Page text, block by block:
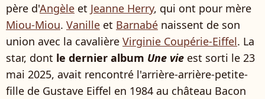
père d'Angèle et Jeanne Herry, qui ont pour mère
Miou-Miou. Vanille et Barnabé naissent de son
union avec la cavalière Virginie Coupérie-Eiffel. La
star, dont le dernier album Une vie est sorti le 23
mai 2025, avait rencontré l'arrière-arrière-petite-
fille de Gustave Eiffel en 1984 au château Bacon